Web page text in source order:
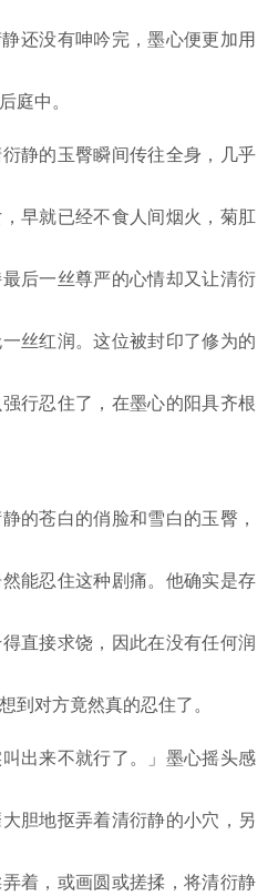
没有呻吟完，墨心便更加用
庭中。
的玉臀瞬间传往全身，几乎
早就已经不食人间烟火，菊肛
后一丝尊严的心情却又让清衍
丝红润。这位被封印了修为的
行忍住了，在墨心的阳具齐根
苍白的俏脸和雪白的玉臀，
能忍住这种剧痛。他确实是存
直接求饶，因此在没有任何润
到对方竟然真的忍住了。
来不就行了。」墨心摇头感
胆地抠弄着清衍静的小穴，另
着，或画圆或搓揉，将清衍静